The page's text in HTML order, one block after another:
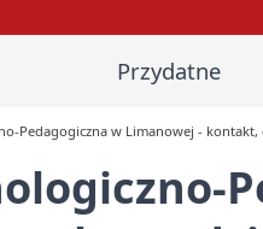
Przydatne
Pedagogiczna w Limanowej -